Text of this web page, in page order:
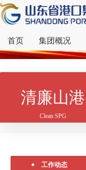
首页 集团概况
清廉山港
Clean SPG
工作动态